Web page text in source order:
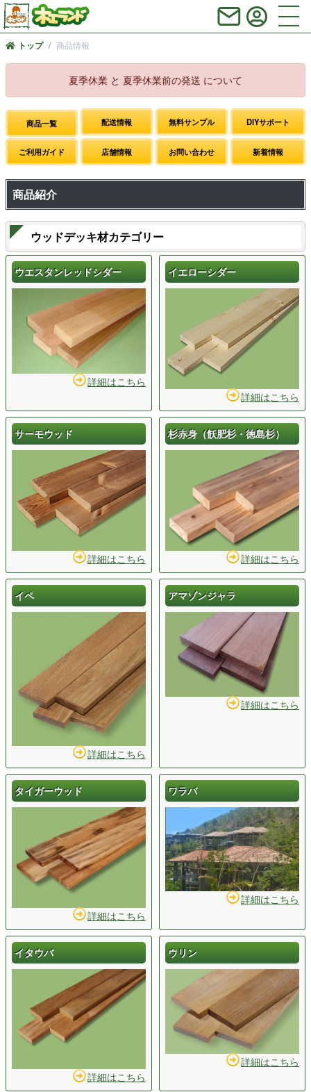
トップ 商品情報
夏季休業 と 夏季休業前の発送 について
商品一覧 配送情報 無料サンプル DIYサポート
ご利用ガイド 店舗情報 お問い合わせ 新着情報
商品紹介
ウッドデッキ材カテゴリー
ウエスタンレッドシダー
詳細はこちら
イエローシダー
詳細はこちら
サーモウッド
詳細はこちら
杉赤身（飫肥杉・徳島杉）
詳細はこちら
イペ
詳細はこちら
アマゾンジャラ
詳細はこちら
タイガーウッド
詳細はこちら
ワラバ
詳細はこちら
イタウバ
詳細はこちら
ウリン
詳細はこちら